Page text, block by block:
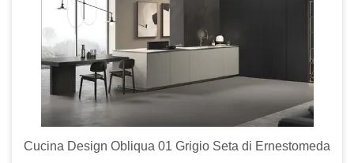
Cucina Design Obliqua 01 Grigio Seta di Ernestomeda